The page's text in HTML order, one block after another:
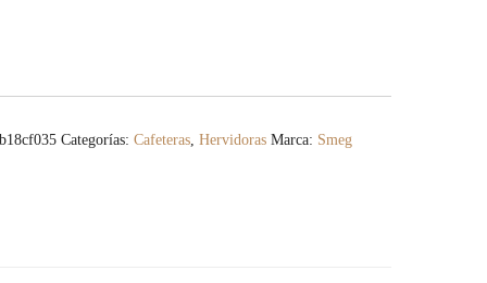
Categorías:Cafeteras,Hervidoras Marca: Smeg